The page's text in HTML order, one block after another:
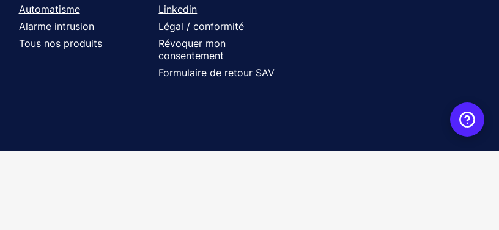
Automatisme
Alarme intrusion
Tous nos produits
Linkedin
Légal / conformité
Révoquer mon
consentement
Formulaire de retour SAV